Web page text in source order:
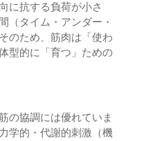
に抗する負荷が小さ
（タイム・アンダー・
のため、筋肉は「使わ
型的に「育つ」ための
の協調には優れていま
学的・代謝的刺激（機